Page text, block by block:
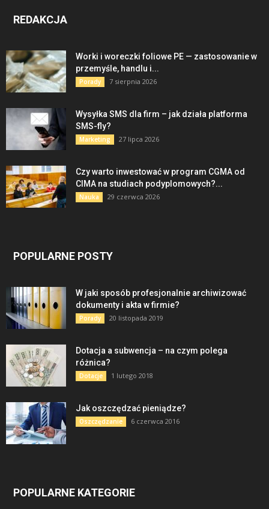
REDAKCJA
Worki i woreczki foliowe PE — zastosowanie w
przemyśle, handlu i...
Porady 7 sierpnia 2026
Wysyłka SMS dla firm – jak działa platforma
SMS-fly?
Marketing 27 lipca 2026
Czy warto inwestować w program CGMA od
CIMA na studiach podyplomowych?...
Nauka 29 czerwca 2026
POPULARNE POSTY
W jaki sposób profesjonalnie archiwizować
dokumenty i akta w firmie?
Porady 20 listopada 2019
Dotacja a subwencja – na czym polega
różnica?
Dotacje 1 lutego 2018
Jak oszczędzać pieniądze?
Oszczędzanie 6 czerwca 2016
POPULARNE KATEGORIE